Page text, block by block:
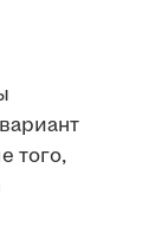
того,